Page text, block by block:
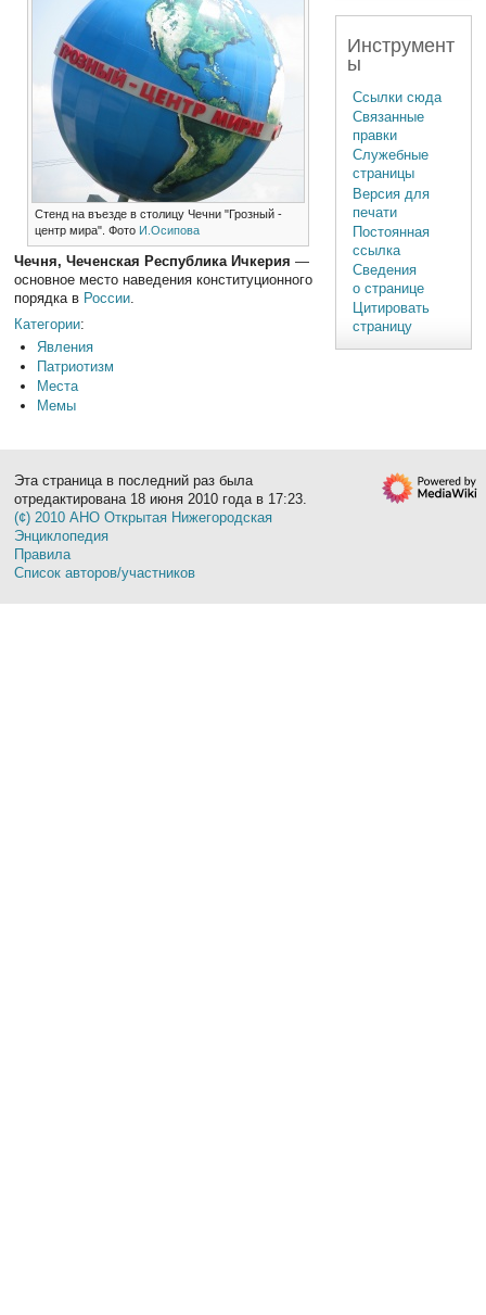
Стенд на въезде в столицу Чечни "Грозный -
центр мира". Фото И.Осипова
Чечня, Чеченская Республика Ичкерия —
основное место наведения конституционного
порядка в России.
Категории:
Явления
Патриотизм
Места
Мемы
Инструмент
ы
Ссылки сюда
Связанные
правки
Служебные
страницы
Версия для
печати
Постоянная
ссылка
Сведения
о странице
Цитировать
страницу
Эта страница в последний раз была
отредактирована 18 июня 2010 года в 17:23.
(¢) 2010 АНО Открытая Нижегородская
Энциклопедия
Правила
Список авторов/участников